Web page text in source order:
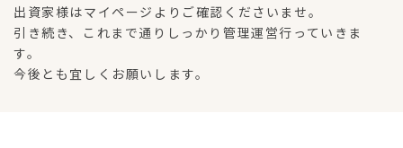
出資家様はマイページよりご確認くださいませ。
引き続き、これまで通りしっかり管理運営行っていきま
す。
今後とも宜しくお願いします。